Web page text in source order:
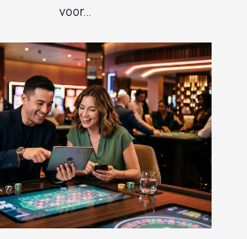
voor...